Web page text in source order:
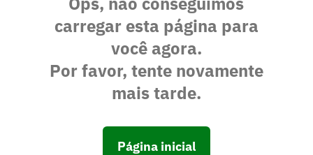
carregar esta página para
você agora.
Por favor, tente novamente
mais tarde.
Página inicial